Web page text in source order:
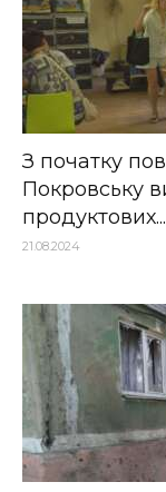
З початку
Покровську
продуктових...
21.08.2024